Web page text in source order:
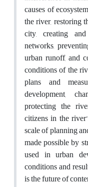
causes of
the river, restoring
city, creating
networks,
urban runoff, and
conditions of the
plans and
development,
protecting the
citizens in the
scale of planning
made possible by
used in urban
conditions and
is the future of